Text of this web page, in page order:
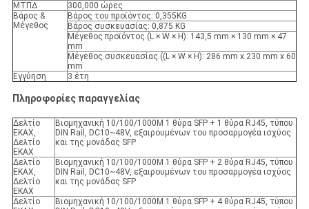
ΜΤΠΔ
300,000 ώρες
Βάρος &
Μέγεθος
Βάρος του προϊόντος: 0,355KG
Βάρος συσκευασίας: 0,875 KG
Μέγεθος προϊόντος (L × W × H): 143,5 mm × 130 mm × 47
mm
Μέγεθος συσκευασίας ((L × W × H): 286 mm x 230 mm x 60
mm
Εγγύηση
3 έτη
Πληροφορίες παραγγελίας
Δελτίο
ΕΚΑΧ,
Δελτίο
ΕΚΑΧ
Βιομηχανική 10/100/1000M 1 θύρα SFP + 1 θύρα RJ45, τύπου
DIN Rail, DC10~48V, εξαιρουμένων του προσαρμογέα ισχύος
και της μονάδας SFP
Δελτίο
ΕΚΑΧ,
Δελτίο
ΕΚΑΧ
Βιομηχανική 10/100/1000M 1 θύρα SFP + 2 θύρα RJ45, τύπου
DIN Rail, DC10~48V, εξαιρουμένων του προσαρμογέα ισχύος
και της μονάδας SFP
Δελτίο
Βιομηχανική 10/100/1000M 1 θύρα SFP + 4 θύρα RJ45, τύπου